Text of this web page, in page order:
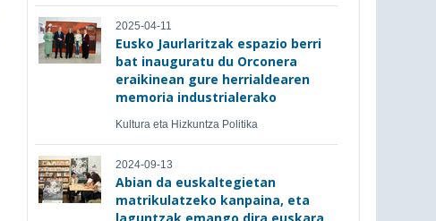
2025-04-11
Eusko Jaurlaritzak espazio berri
bat inauguratu du Orconera
eraikinean gure herrialdearen
memoria industrialerako
Kultura eta Hizkuntza Politika
2024-09-13
Abian da euskaltegietan
matrikulatzeko kanpaina, eta